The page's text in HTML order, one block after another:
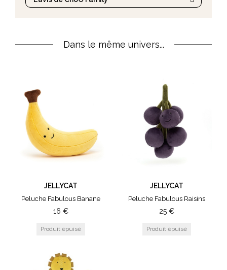
Dans le même univers...
JELLYCAT
Peluche Fabulous Banane
16 €
JELLYCAT
Peluche Fabulous Raisins
25 €